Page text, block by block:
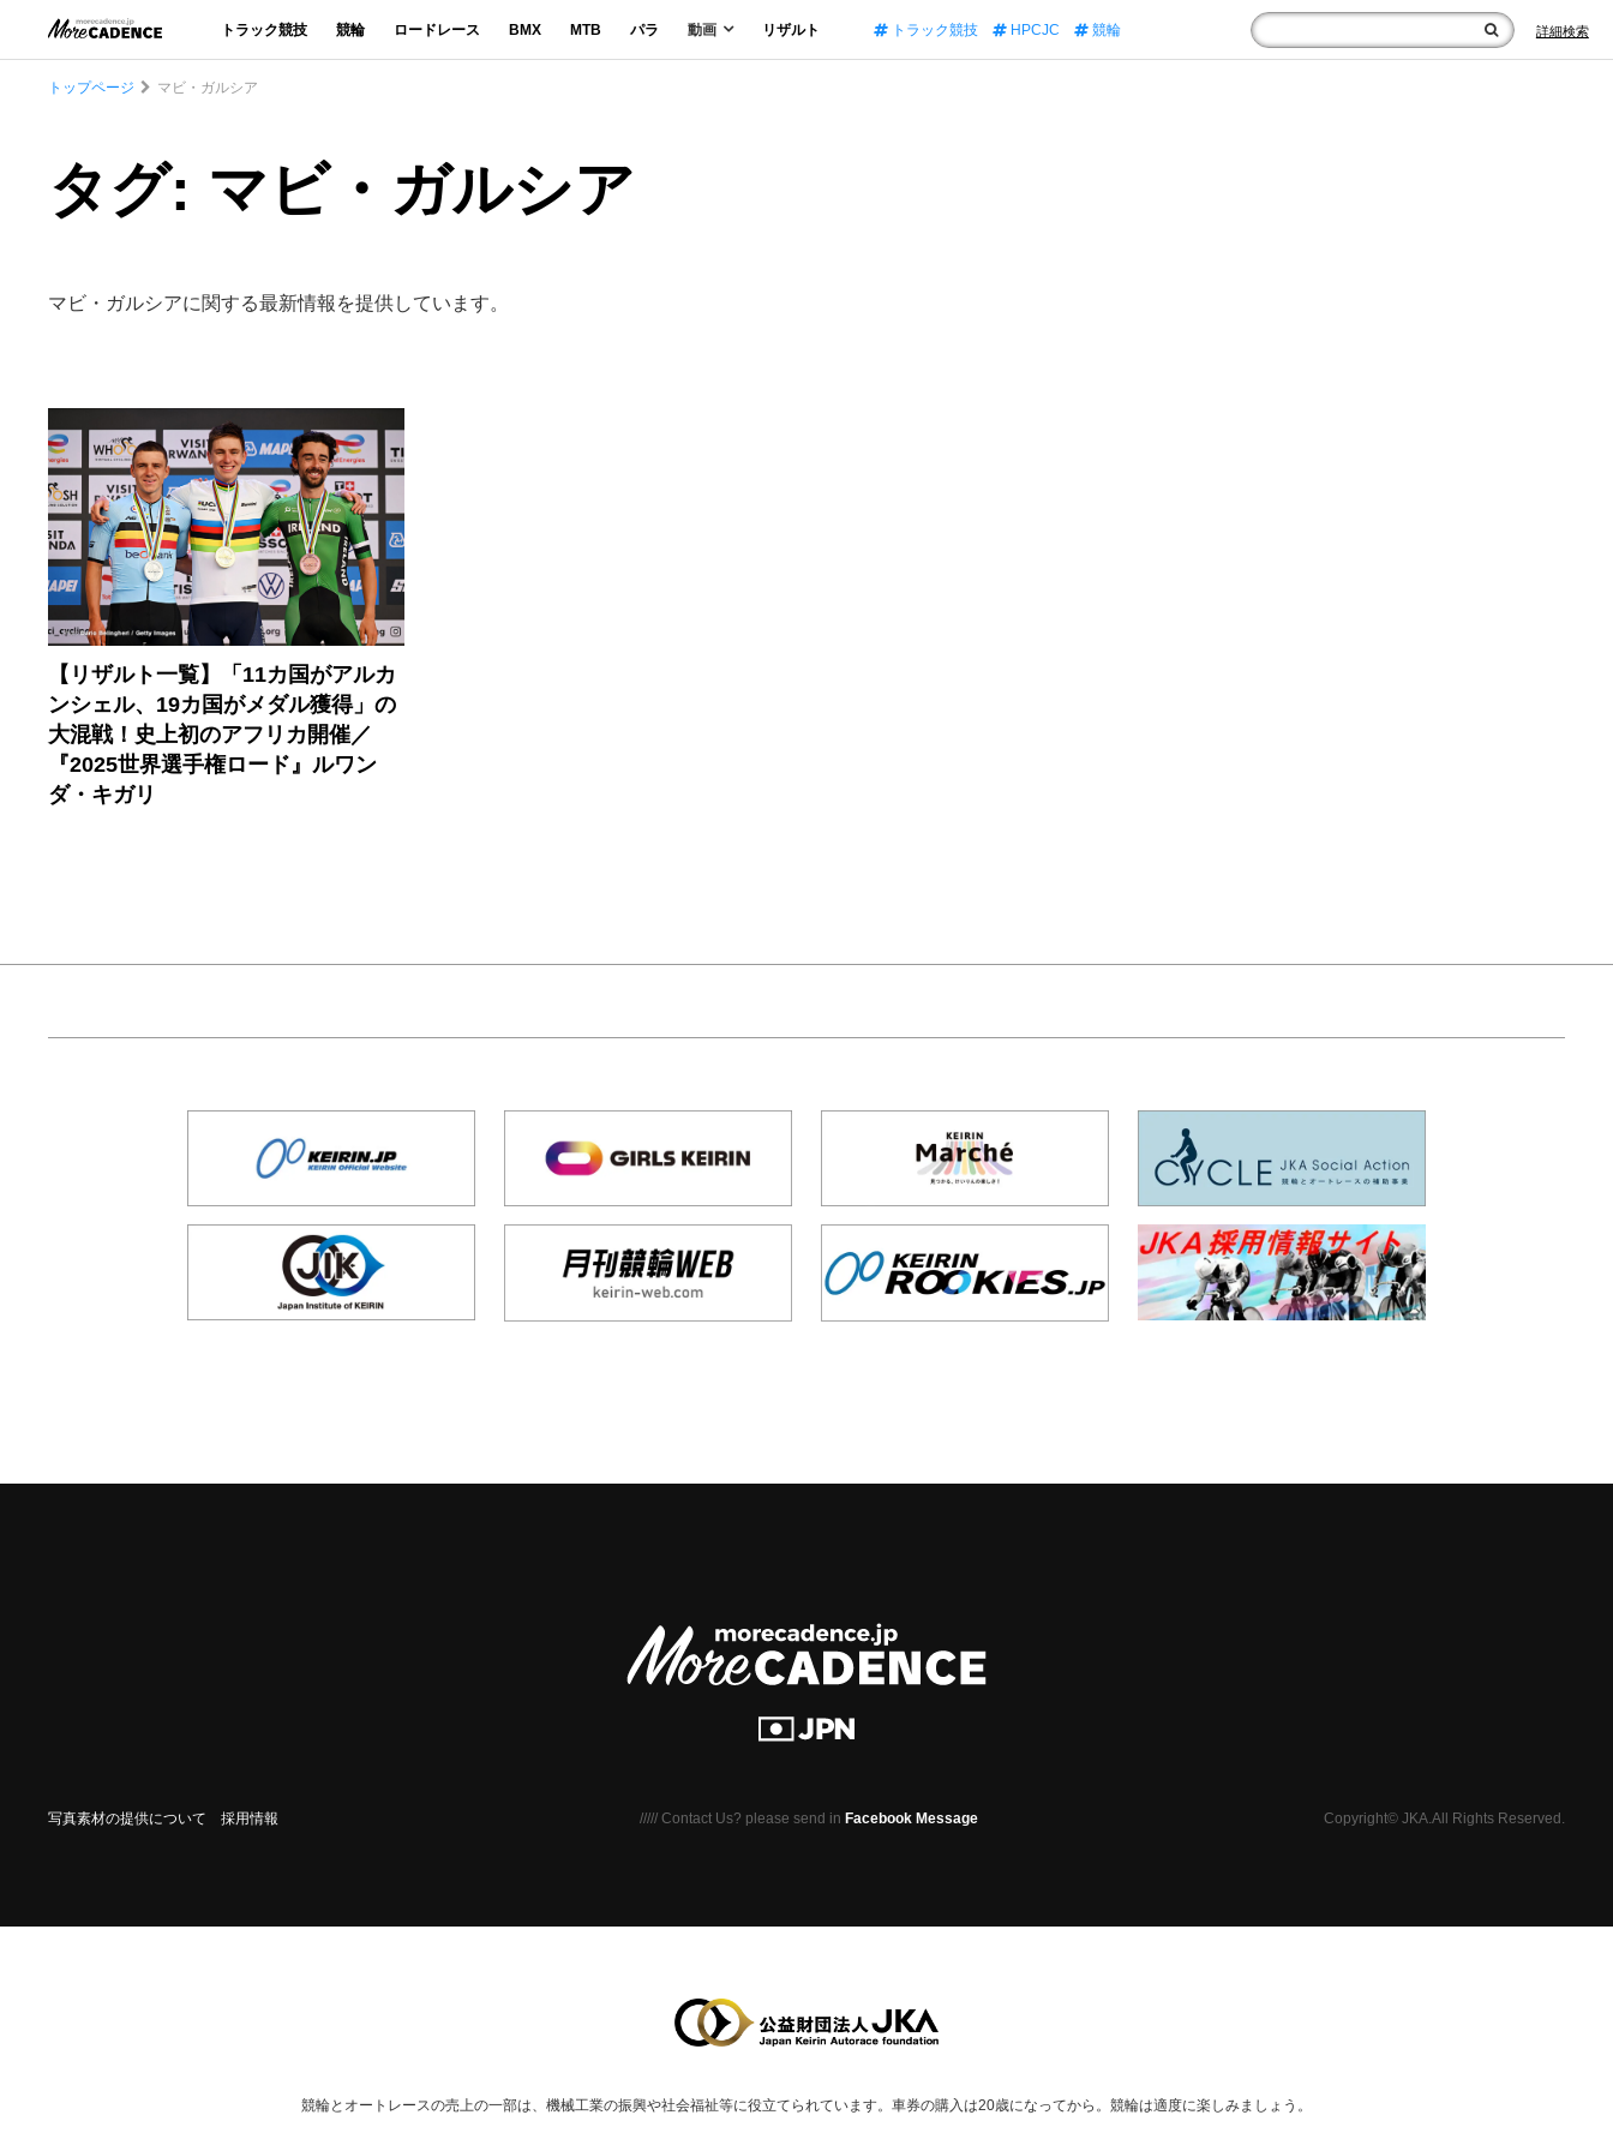
トラック競技 競輪 ロードレース BMX MTB パラ 動画 リザルト トラック競技 HPCJC 競輪 詳細検索
トップページ マビ・ガルシア
タグ: マビ・ガルシア
マビ・ガルシアに関する最新情報を提供しています。
【リザルト一覧】「11カ国がアルカ
ンシェル、19カ国がメダル獲得」の
大混戦！史上初のアフリカ開催／
『2025世界選手権ロード』ルワン
ダ・キガリ
写真素材の提供について 採用情報 ///// Contact Us? please send in Facebook Message Copyright© JKA.All Rights Reserved.
競輪とオートレースの売上の一部は、 機械⼯業の振興や社会福祉等に役⽴てられています。 車券の購入は20歳になってから。競輪は適度に楽しみましょう。